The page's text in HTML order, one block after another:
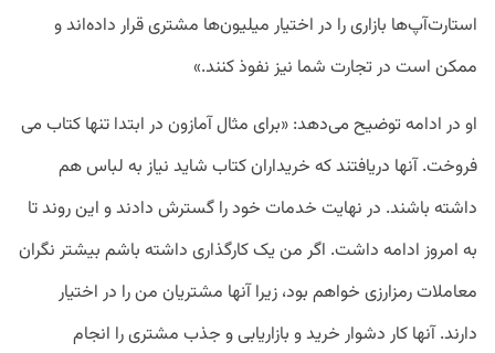
استارت‌آپ‌ها بازاری را در اختیار میلیون‌ها مشتری قرار داده‌اند و
ممکن است در تجارت شما نیز نفوذ کنند.»
او در ادامه توضیح می‌دهد: «برای مثال آمازون در ابتدا تنها کتاب می
فروخت. آنها دریافتند که خریداران کتاب شاید نیاز به لباس هم
داشته باشند. در نهایت خدمات خود را گسترش دادند و این روند تا
به امروز ادامه داشت. اگر من یک کارگذاری داشته باشم بیشتر نگران
معاملات رمزارزی خواهم بود، زیرا آنها مشتریان من را در اختیار
دارند. آنها کار دشوار خرید و بازاریابی و جذب مشتری را انجام